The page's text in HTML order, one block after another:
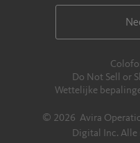
© 2026 Avira
Digital Inc. Alle
Do Not Sell or
Wettelijke